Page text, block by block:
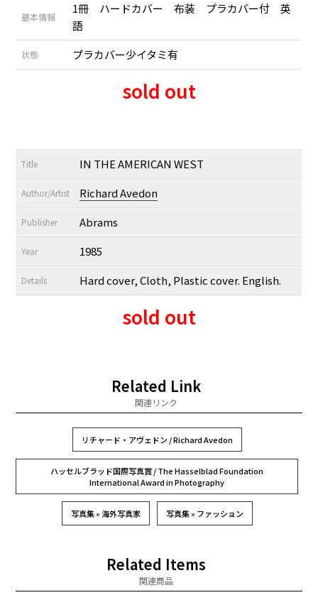
基本情報
1冊 ハードカバー 布装 プラカバー付 英
語
状態 プラカバー少イタミ有
sold out
Title IN THE AMERICAN WEST
Author/Artist Richard Avedon
Publisher Abrams
Year 1985
Details Hard cover, Cloth, Plastic cover. English.
sold out
Related Link
関連リンク
リチャード・アヴェドン / Richard Avedon
ハッセルブラッド国際写真賞 / The Hasselblad Foundation
International Award in Photography
写真集 » 海外写真家 写真集 » ファッション
Related Items
関連商品